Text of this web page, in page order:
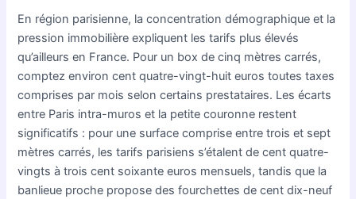
En région parisienne, la concentration démographique et la
pression immobilière expliquent les tarifs plus élevés
qu’ailleurs en France. Pour un box de cinq mètres carrés,
comptez environ cent quatre-vingt-huit euros toutes taxes
comprises par mois selon certains prestataires. Les écarts
entre Paris intra-muros et la petite couronne restent
significatifs : pour une surface comprise entre trois et sept
mètres carrés, les tarifs parisiens s’étalent de cent quatre-
vingts à trois cent soixante euros mensuels, tandis que la
banlieue proche propose des fourchettes de cent dix-neuf